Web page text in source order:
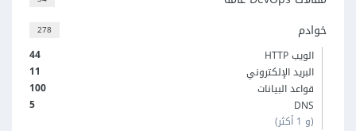
278 خوادم
44
الويب HTTP
11
البريد الإلكتروني
100
قواعد البيانات
5
DNS
(و 1 أكثر)